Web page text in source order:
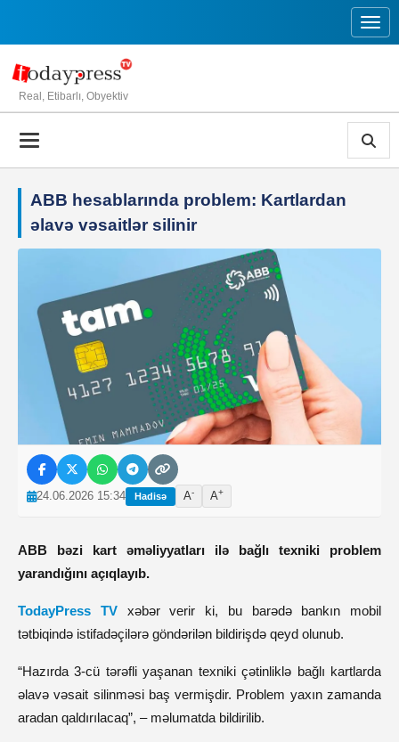
Real, Etibarlı, Obyektiv
ABB hesablarında problem: Kartlardan
əlavə vəsaitlər silinir
24.06.2026 15:34 Hadisə A- A+
ABB bəzi kart əməliyyatları ilə bağlı texniki problem
yarandığını açıqlayıb.
TodayPress TVxəbər verir ki, bu barədə bankın mobil
tətbiqində istifadəçilərə göndərilən bildirişdə qeyd olunub.
“Hazırda 3-cü tərəfli yaşanan texniki çətinliklə bağlı kartlarda
əlavə vəsait silinməsi baş vermişdir. Problem yaxın zamanda
aradan qaldırılacaq”, – məlumatda bildirilib.